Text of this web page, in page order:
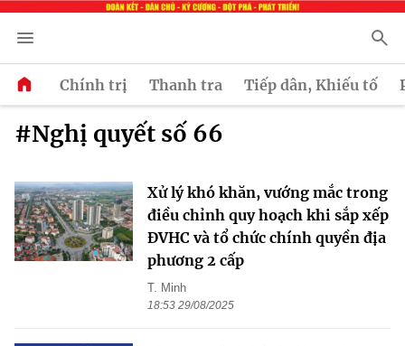
Chính trị Thanh tra Tiếp dân, Khiếu tố
#Nghị quyết số 66
Xử lý khó khăn, vướng mắc trong
điều chỉnh quy hoạch khi sắp xếp
ĐVHC và tổ chức chính quyền địa
phương 2 cấp
T. Minh
18:53 29/08/2025